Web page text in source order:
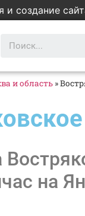
и создание
и область »
на